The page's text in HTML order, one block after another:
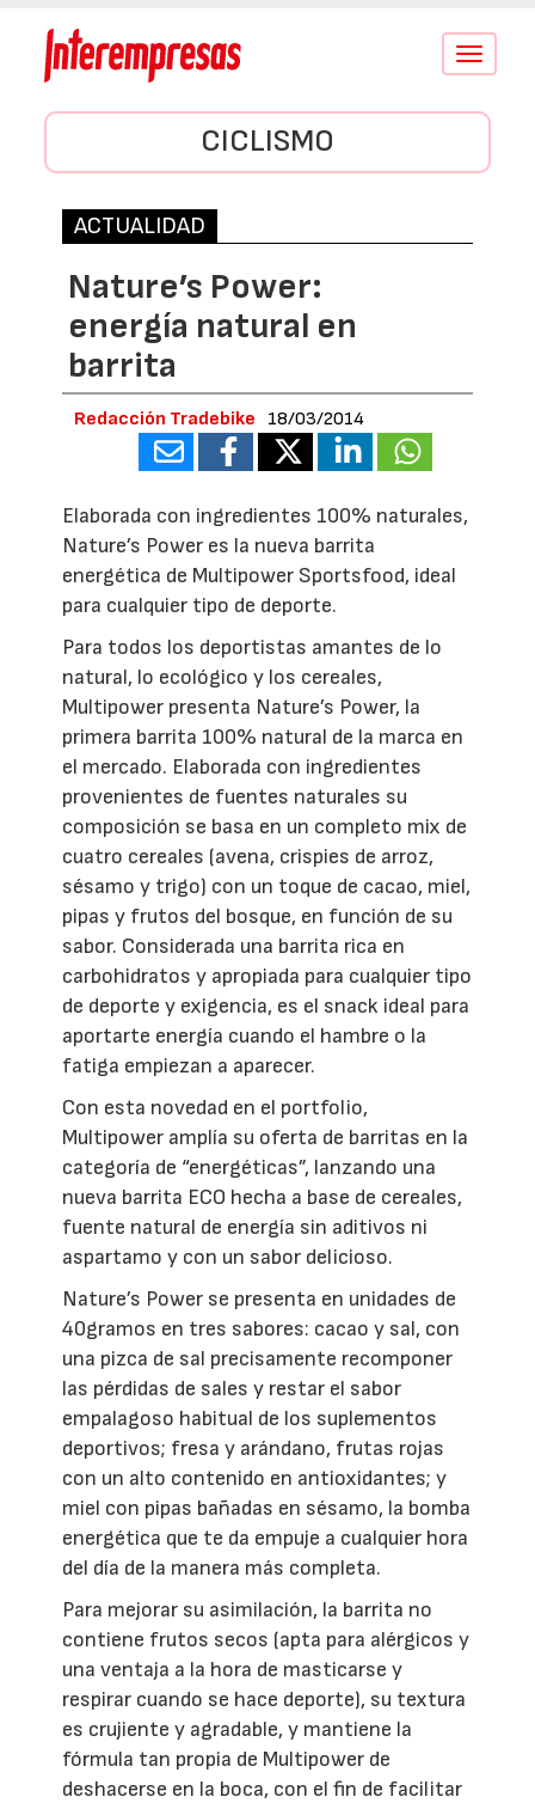
Conmutar
CICLISMO
ACTUALIDAD
Nature’s Power:
energía natural en
barrita
Redacción Tradebike 18/03/2014
Elaborada con ingredientes 100% naturales,
Nature’s Power es la nueva barrita
energética de Multipower Sportsfood, ideal
para cualquier tipo de deporte.
Para todos los deportistas amantes de lo
natural, lo ecológico y los cereales,
Multipower presenta Nature’s Power, la
primera barrita 100% natural de la marca en
el mercado. Elaborada con ingredientes
provenientes de fuentes naturales su
composición se basa en un completo mix de
cuatro cereales (avena, crispies de arroz,
sésamo y trigo) con un toque de cacao, miel,
pipas y frutos del bosque, en función de su
sabor. Considerada una barrita rica en
carbohidratos y apropiada para cualquier tipo
de deporte y exigencia, es el snack ideal para
aportarte energía cuando el hambre o la
fatiga empiezan a aparecer.
Con esta novedad en el portfolio,
Multipower amplía su oferta de barritas en la
categoría de “energéticas”, lanzando una
nueva barrita ECO hecha a base de cereales,
fuente natural de energía sin aditivos ni
aspartamo y con un sabor delicioso.
Nature’s Power se presenta en unidades de
40gramos en tres sabores: cacao y sal, con
una pizca de sal precisamente recomponer
las pérdidas de sales y restar el sabor
empalagoso habitual de los suplementos
deportivos; fresa y arándano, frutas rojas
con un alto contenido en antioxidantes; y
miel con pipas bañadas en sésamo, la bomba
energética que te da empuje a cualquier hora
del día de la manera más completa.
Para mejorar su asimilación, la barrita no
contiene frutos secos (apta para alérgicos y
una ventaja a la hora de masticarse y
respirar cuando se hace deporte), su textura
es crujiente y agradable, y mantiene la
fórmula tan propia de Multipower de
deshacerse en la boca, con el fin de facilitar